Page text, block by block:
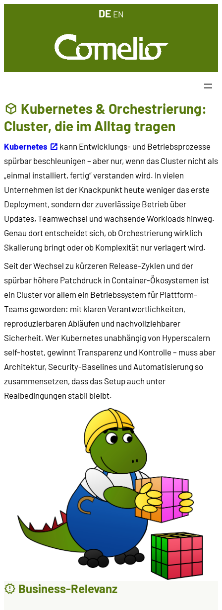
DE EN
Kubernetes & Orchestrierung:
Cluster, die im Alltag tragen
Kubernetes
kann Entwicklungs- und Betriebsprozesse
spürbar beschleunigen – aber nur, wenn das Cluster nicht als
„einmal installiert, fertig“ verstanden wird. In vielen
Unternehmen ist der Knackpunkt heute weniger das erste
Deployment, sondern der zuverlässige Betrieb über
Updates, Teamwechsel und wachsende Workloads hinweg.
Genau dort entscheidet sich, ob Orchestrierung wirklich
Skalierung bringt oder ob Komplexität nur verlagert wird.
Seit der Wechsel zu kürzeren Release-Zyklen und der
spürbar höhere Patchdruck in Container-Ökosystemen ist
ein Cluster vor allem ein Betriebssystem für Plattform-
Teams geworden: mit klaren Verantwortlichkeiten,
reproduzierbaren Abläufen und nachvollziehbarer
Sicherheit. Wer Kubernetes unabhängig von Hyperscalern
self-hostet, gewinnt Transparenz und Kontrolle – muss aber
Architektur, Security-Baselines und Automatisierung so
zusammensetzen, dass das Setup auch unter
Realbedingungen stabil bleibt.
Business-Relevanz